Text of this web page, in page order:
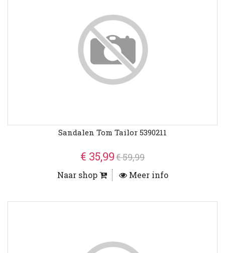
Sandalen Tom Tailor 5390211
€ 35,99€ 59,99
Naar shop Meer info